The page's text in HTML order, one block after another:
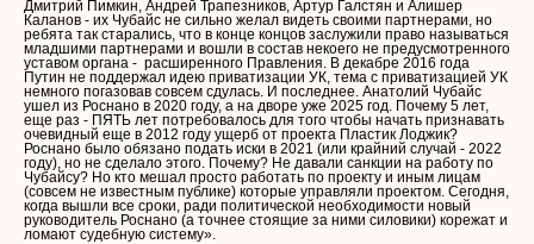
Дмитрий Пимкин, Андрей Трапезников, Артур Галстян и Алишер
Каланов - их Чубайс не сильно желал видеть своими партнерами, но
ребята так старались, что в конце концов заслужили право называться
младшими партнерами и вошли в состав некоего не предусмотренного
уставом органа - расширенного Правления. В декабре 2016 года
Путин не поддержал идею приватизации УК, тема с приватизацией УК
немного погазовав совсем сдулась. И последнее. Анатолий Чубайс
ушел из Роснано в 2020 году, а на дворе уже 2025 год. Почему 5 лет,
еще раз - ПЯТЬ лет потребовалось для того чтобы начать признавать
очевидный еще в 2012 году ущерб от проекта Пластик Лоджик?
Роснано было обязано подать иски в 2021 (или крайний случай - 2022
году), но не сделало этого. Почему? Не давали санкции на работу по
Чубайсу? Но кто мешал просто работать по проекту и иным лицам
(совсем не известным публике) которые управляли проектом. Сегодня,
когда вышли все сроки, ради политической необходимости новый
руководитель Роснано (а точнее стоящие за ними силовики) корежат и
ломают судебную систему».